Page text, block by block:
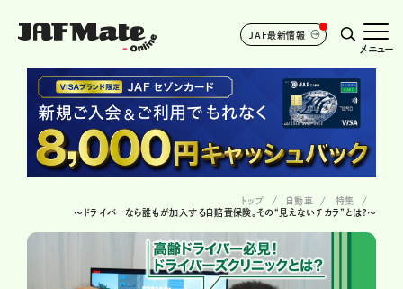
JAF最新情報
メニュー
トップ 自動車
特集
～ドライバーなら誰もが加入する自賠責保険。その“見えないチカラ”とは？～